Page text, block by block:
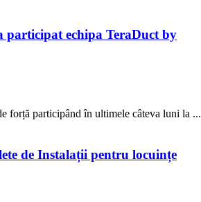
participat echipa TeraDuct by
forță participând în ultimele câteva luni la ...
de Instalații pentru locuințe